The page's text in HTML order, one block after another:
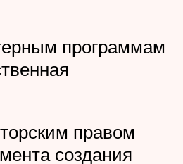
программам
правом
создания